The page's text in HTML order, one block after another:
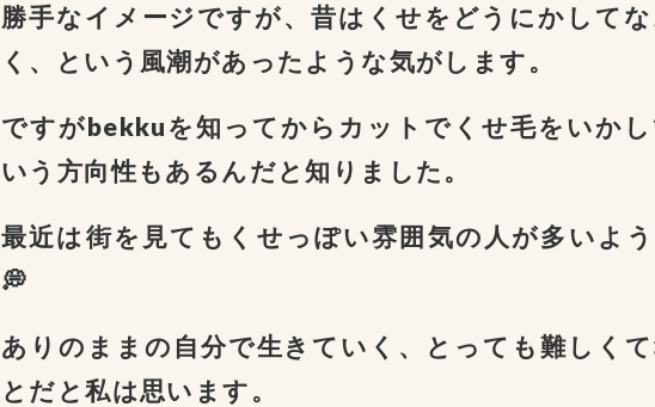
勝手なイメージですが、昔はくせをどうにかして
く、という風潮があったような気がします。
ですがbekkuを知ってからカットでくせ毛をいかし
いう方向性もあるんだと知りました。
最近は街を見てもくせっぽい雰囲気の人が多いよう
💭
ありのままの自分で生きていく、とっても難しく
とだと私は思います。